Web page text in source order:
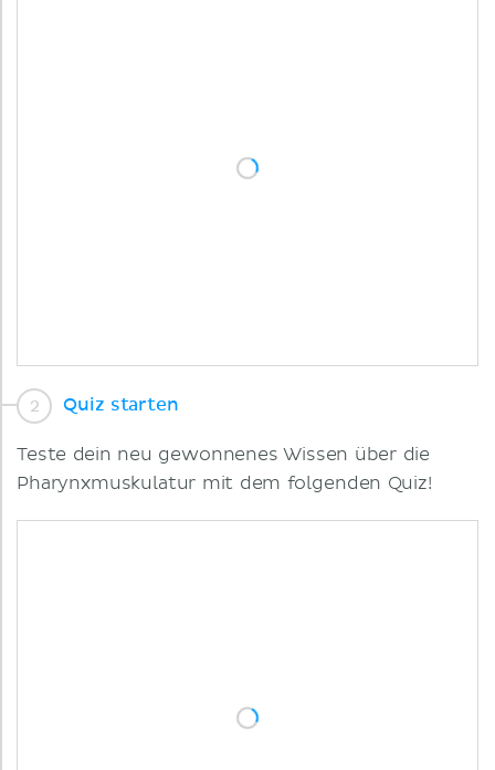
Quiz starten
Teste dein neu gewonnenes Wissen über die
Pharynxmuskulatur mit dem folgenden Quiz!